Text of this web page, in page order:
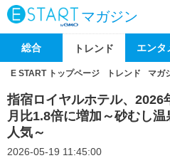
マガジン
総合 トレンド エンタ
E START トップページ トレンド マガ
指宿ロイヤルホテル、2026
月比1.8倍に増加～砂むし
人気～
2026-05-19 11:45:00